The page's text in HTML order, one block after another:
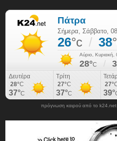
πρόγνωση καιρού από το k24.net